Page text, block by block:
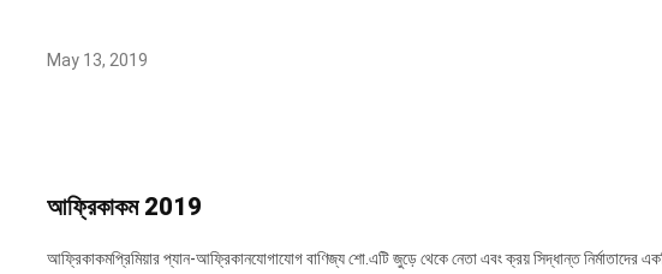
May 13, 2019
আফ্রিকাকম 2019
আফ্রিকাকমপ্রিমিয়ার প্যান-আফ্রিকানযোগাযোগ বাণিজ্য শো.এটি জুড়ে থেকে নেতা এবং ক্রয় সিদ্ধান্ত